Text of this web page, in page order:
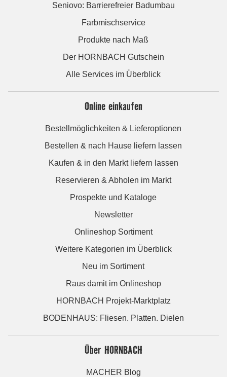
Seniovo: Barrierefreier Badumbau
Farbmischservice
Produkte nach Maß
Der HORNBACH Gutschein
Alle Services im Überblick
Online einkaufen
Bestellmöglichkeiten & Lieferoptionen
Bestellen & nach Hause liefern lassen
Kaufen & in den Markt liefern lassen
Reservieren & Abholen im Markt
Prospekte und Kataloge
Newsletter
Onlineshop Sortiment
Weitere Kategorien im Überblick
Neu im Sortiment
Raus damit im Onlineshop
HORNBACH Projekt-Marktplatz
BODENHAUS: Fliesen. Platten. Dielen
Über HORNBACH
MACHER Blog